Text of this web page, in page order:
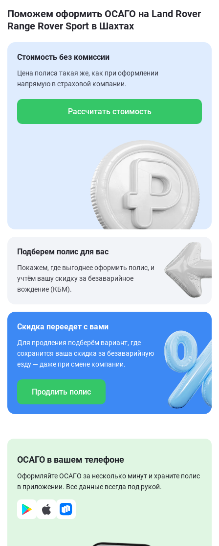
Поможем оформить ОСАГО на Land Rover
Range Rover Sport в Шахтах
Стоимость без комиссии
Цена полиса такая же, как при оформлении
напрямую в страховой компании.
Рассчитать стоимость
Подберем полис для вас
Покажем, где выгоднее оформить полис, и
учтём вашу скидку за безаварийное
вождение (КБМ).
Скидка переедет с вами
Для продления подберём вариант, где
сохранится ваша скидка за безаварийную
езду — даже при смене компании.
Продлить полис
ОСАГО в вашем телефоне
Оформляйте ОСАГО за несколько минут и храните полис
в приложении. Все данные всегда под рукой.